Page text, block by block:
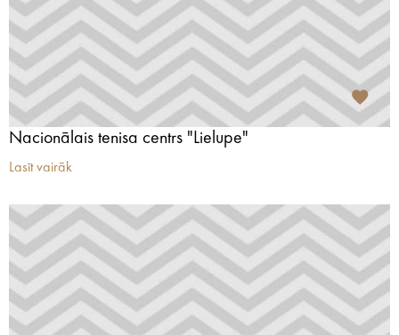
Nacionālais tenisa centrs "Lielupe"
Lasīt vairāk